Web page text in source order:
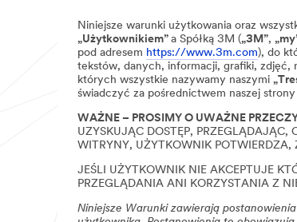
Niniejsze warunki użytkowania oraz
„Użytkownikiem” a Spółką 3M („3M”,
pod adresem https://www.3m.com), do
tekstów, danych, informacji, grafiki, zdjęć,
których wszystkie nazywamy naszymi
świadczyć za pośrednictwem naszej
WAŻNE – PROSIMY O UWAŻNE
UZYSKUJĄC DOSTĘP,
WITRYNY, UŻYTKOWNIK
JEŚLI UŻYTKOWNIK NIE AKCEPTUJE
PRZEGLĄDANIA ANI KORZYSTANIA Z
Niniejsze Warunki zawierają